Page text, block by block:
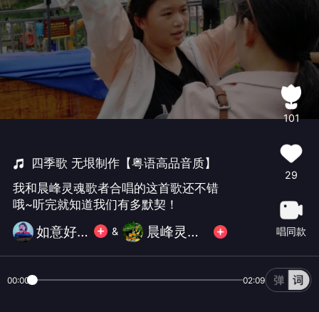
四季歌 无垠制作【粤语高品音质】
我和晨峰灵魂歌者合唱的这首歌还不错
哦~听完就知道我们有多默契！
如意好丽 & 晨峰灵魂歌者
101
29
唱同款
00:00 02:09